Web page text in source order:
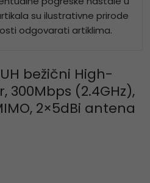
su ilustrativne prirode
odgovarati artiklima.
bežični High-
300Mbps (2.4GHz),
2×5dBi antena